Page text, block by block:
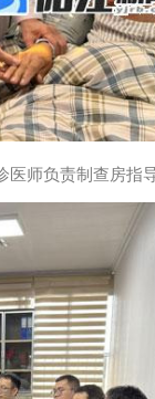
师负责制查房指导